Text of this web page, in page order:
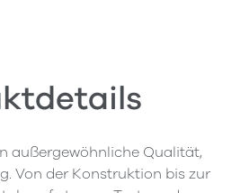
außergewöhnliche Qualität,
Von der Konstruktion bis zur